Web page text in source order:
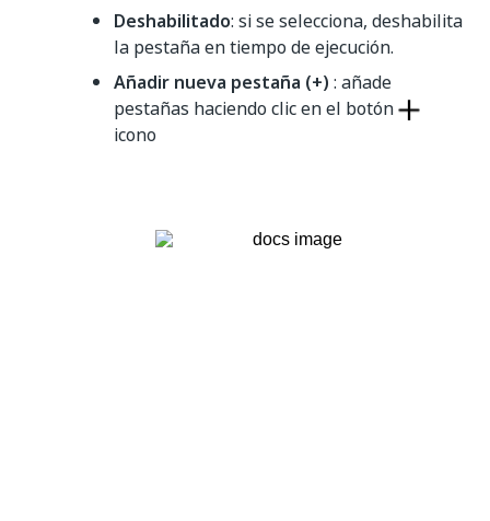
Deshabilitado: si se selecciona, deshabilita
la pestaña en tiempo de ejecución.
Añadir nueva pestaña (+) : añade
pestañas haciendo clic en el botón
icono